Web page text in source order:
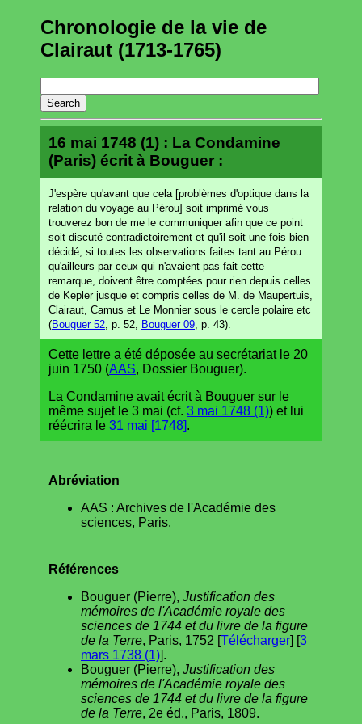
Chronologie de la vie de
Clairaut (1713-1765)
16 mai 1748 (1) : La Condamine
(Paris) écrit à Bouguer :
J'espère qu'avant que cela [problèmes d'optique dans la
relation du voyage au Pérou] soit imprimé vous
trouverez bon de me le communiquer afin que ce point
soit discuté contradictoirement et qu'il soit une fois bien
décidé, si toutes les observations faites tant au Pérou
qu'ailleurs par ceux qui n'avaient pas fait cette
remarque, doivent être comptées pour rien depuis celles
de Kepler jusque et compris celles de M. de Maupertuis,
Clairaut, Camus et Le Monnier sous le cercle polaire etc
(Bouguer 52 , p. 52, Bouguer 09 , p. 43).
Cette lettre a été déposée au secrétariat le 20
juin 1750 (AAS, Dossier Bouguer).
La Condamine avait écrit à Bouguer sur le
même sujet le 3 mai (cf. 3 mai 1748 (1)) et lui
réécrira le 31 mai [1748].
Abréviation
AAS : Archives de l'Académie des
sciences, Paris.
Références
Bouguer (Pierre), Justification des
mémoires de l'Académie royale des
sciences de 1744 et du livre de la figure
de la Terre, Paris, 1752 [Télécharger] [3
mars 1738 (1)].
Bouguer (Pierre), Justification des
mémoires de l'Académie royale des
sciences de 1744 et du livre de la figure
de la Terre, 2e éd., Paris, 1809.